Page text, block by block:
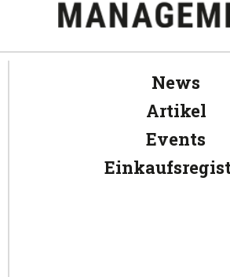
News
Artikel
Events